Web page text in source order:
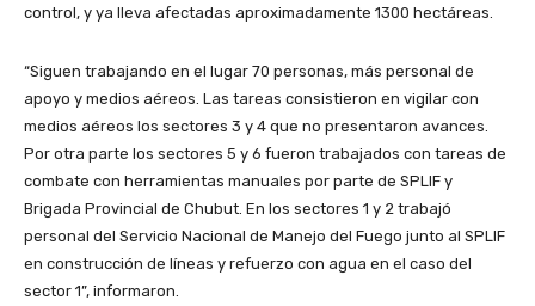
control, y ya lleva afectadas aproximadamente 1300 hectáreas.
“Siguen trabajando en el lugar 70 personas, más personal de
apoyo y medios aéreos. Las tareas consistieron en vigilar con
medios aéreos los sectores 3 y 4 que no presentaron avances.
Por otra parte los sectores 5 y 6 fueron trabajados con tareas de
combate con herramientas manuales por parte de SPLIF y
Brigada Provincial de Chubut. En los sectores 1 y 2 trabajó
personal del Servicio Nacional de Manejo del Fuego junto al SPLIF
en construcción de líneas y refuerzo con agua en el caso del
sector 1”, informaron.